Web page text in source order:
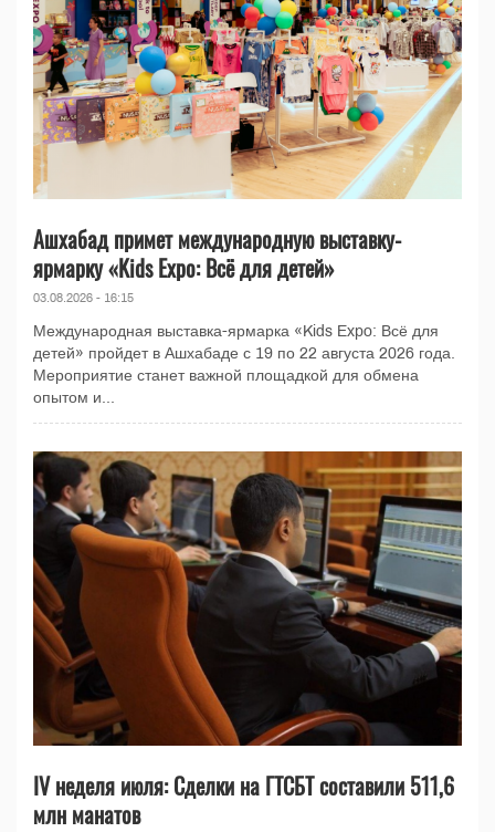
Ашхабад примет международную выставку-
ярмарку «Kids Expo: Всё для детей»
03.08.2026 - 16:15
Международная выставка-ярмарка «Kids Expo: Всё для
детей» пройдет в Ашхабаде с 19 по 22 августа 2026 года.
Мероприятие станет важной площадкой для обмена
опытом и...
IV неделя июля: Сделки на ГТСБТ составили 511,6
млн манатов